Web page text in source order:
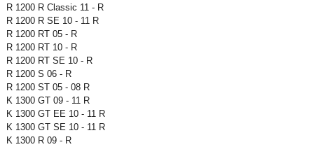
R 1200 R Classic 11 - R
R 1200 R SE 10 - 11 R
R 1200 RT 05 - R
R 1200 RT 10 - R
R 1200 RT SE 10 - R
R 1200 S 06 - R
R 1200 ST 05 - 08 R
K 1300 GT 09 - 11 R
K 1300 GT EE 10 - 11 R
K 1300 GT SE 10 - 11 R
K 1300 R 09 - R